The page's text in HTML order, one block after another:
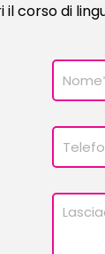
corso di